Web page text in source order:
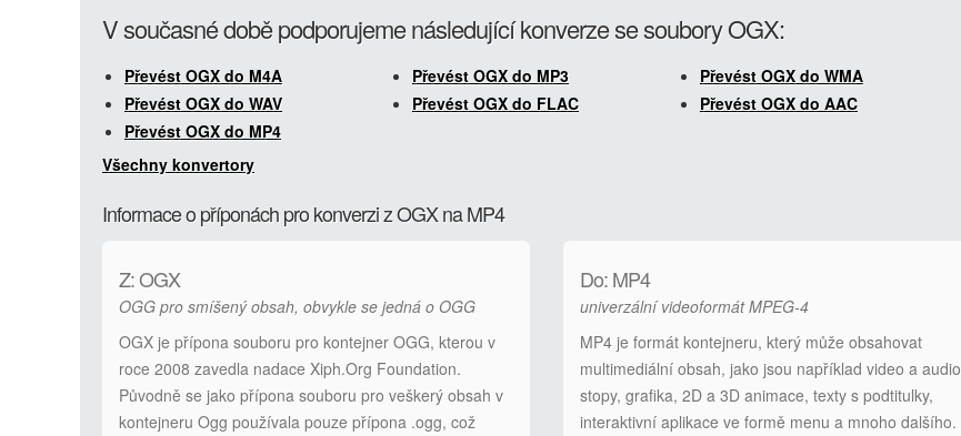
V současné době podporujeme následující konverze se soubory OGX:
Převést OGX do M4A Převést OGX do MP3
Převést OGX do WMA
Převést OGX do WAV
Převést OGX do FLAC
Převést OGX do AAC
Převést OGX do MP4
Všechny konvertory
Informace o příponách pro konverzi z OGX na MP4
Z: OGX
OGG pro smíšený obsah, obvykle se jedná o OGG
OGX je přípona souboru pro kontejner OGG, kterou v
roce 2008 zavedla nadace Xiph.Org Foundation.
Původně se jako přípona souboru pro veškerý obsah v
kontejneru Ogg používala pouze přípona .ogg, což
Do: MP4
univerzální videoformát MPEG-4
MP4 je formát kontejneru, který může obsahovat
multimediální obsah, jako jsou například video a audio
stopy, grafika, 2D a 3D animace, texty s podtitulky,
interaktivní aplikace ve formě menu a mnoho dalšího.